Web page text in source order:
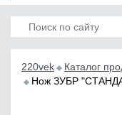
220vek Каталог
Нож ЗУБР